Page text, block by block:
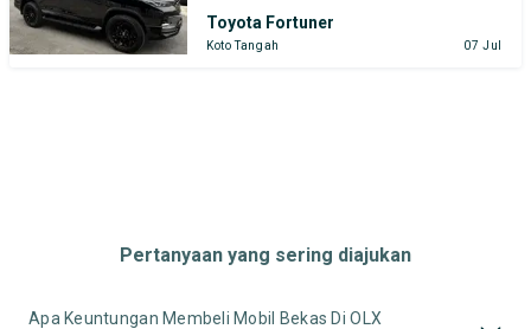
Toyota Fortuner
Koto Tangah 07 Jul
Pertanyaan yang sering diajukan
Apa Keuntungan Membeli Mobil Bekas Di OLX